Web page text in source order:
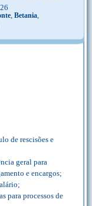
, Betania,
de rescisões e
geral para
e encargos;
para processos de